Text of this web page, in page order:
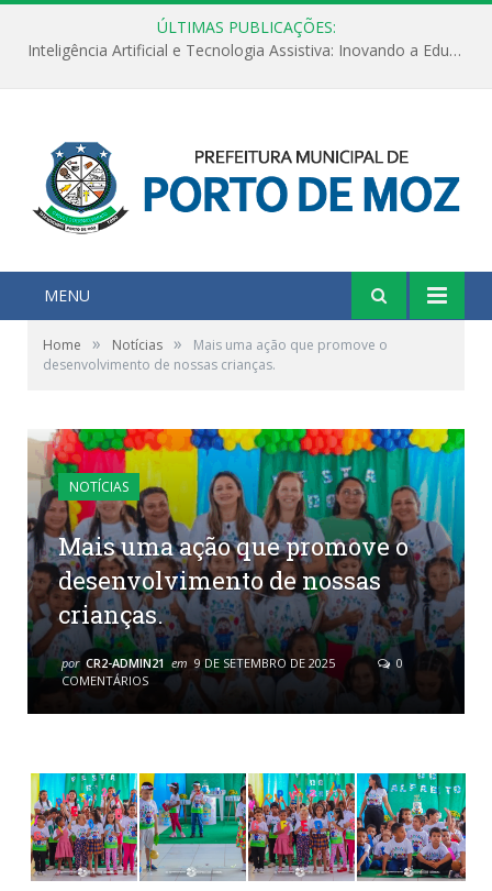
ÚLTIMAS PUBLICAÇÕES:
Inteligência Artificial e Tecnologia Assistiva: Inovando a Educação Especial e Inclusiva
MENU
Home » Notícias »
Mais uma ação que promove o
desenvolvimento de nossas crianças.
NOTÍCIAS
Mais uma ação que promove o
desenvolvimento de nossas
crianças.
por CR2-ADMIN21 em 9 DE SETEMBRO DE 2025
0
COMENTÁRIOS